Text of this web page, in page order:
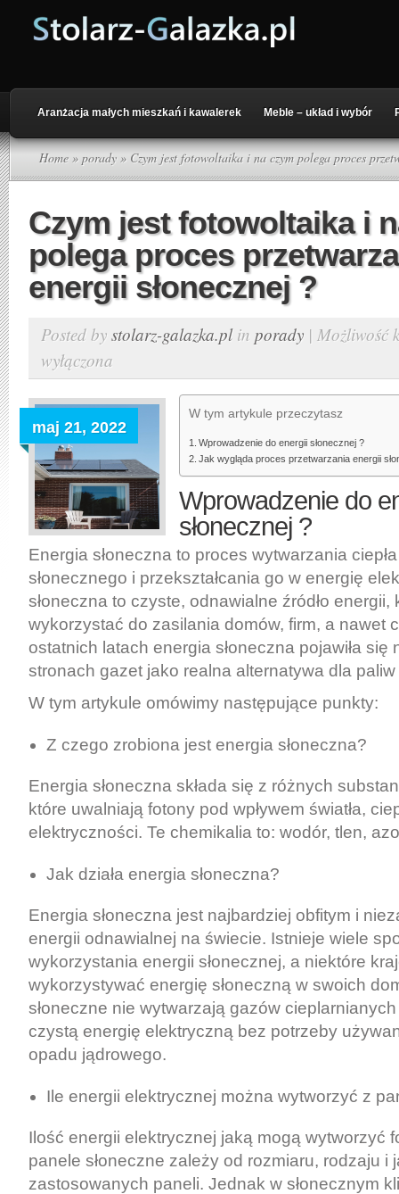
Aranżacja małych mieszkań i kawalerek Meble – układ i wybór
Home » porady» Czym jest fotowoltaika i na czym polega proces
Czym jest fotowoltaika i
polega proces
energii słonecznej ?
Posted by stolarz-galazka.plin porady | Możliwość
wyłączona
maj 21, 2022
W tym artykule przeczytasz
Wprowadzenie do energii słonecznej ?
Jak wygląda proces przetwarzania energii
Wprowadzenie do
słonecznej ?
Energia słoneczna to proces wytwarzania
słonecznego i przekształcania go w energię
słoneczna to czyste, odnawialne źródło energii,
wykorzystać do zasilania domów, firm, a nawet
ostatnich latach energia słoneczna pojawiła się
stronach gazet jako realna alternatywa dla
W tym artykule omówimy następujące punkty:
Z czego zrobiona jest energia słoneczna?
Energia słoneczna składa się z różnych
które uwalniają fotony pod wpływem światła,
elektryczności. Te chemikalia to: wodór, tlen,
Jak działa energia słoneczna?
Energia słoneczna jest najbardziej obfitym i
energii odnawialnej na świecie. Istnieje wiele
wykorzystania energii słonecznej, a niektóre
wykorzystywać energię słoneczną w swoich
słoneczne nie wytwarzają gazów
czystą energię elektryczną bez potrzeby
opadu jądrowego.
Ile energii elektrycznej można wytworzyć z
Ilość energii elektrycznej jaką mogą wytworzyć
panele słoneczne zależy od rozmiaru, rodzaju i
zastosowanych paneli. Jednak w słonecznym